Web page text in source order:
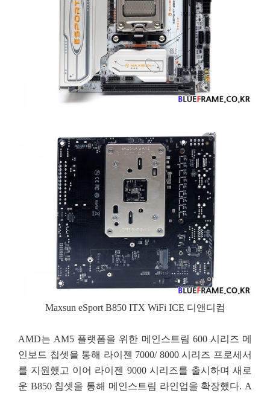
Maxsun eSport B850 ITX WiFi ICE 디앤디컴
AMD는 AM5 플랫폼을 위한 메인스트림 600 시리즈 메
인보드 칩셋을 통해 라이젠 7000/ 8000 시리즈 프로세서
를 지원했고 이어 라이젠 9000 시리즈를 출시하며 새로
운 B850 칩셋을 통해 메인스트림 라인업을 확장했다. A